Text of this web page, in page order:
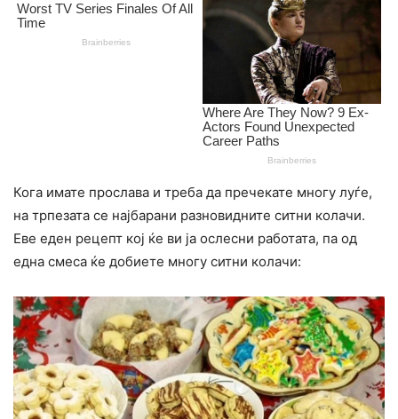
Кога имате прослава и треба да пречекате многу луѓе,
на трпезата се најбарани разновидните ситни колачи.
Еве еден рецепт кој ќе ви ја ослесни работата, па од
една смеса ќе добиете многу ситни колачи: